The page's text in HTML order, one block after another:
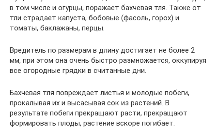
в том числе и огурцы, поражает бахчевая тля. Также от
тли страдает капуста, бобовые (фасоль, горох) и
томаты, баклажаны, перцы.
Вредитель по размерам в длину достигает не более 2
мм, при этом она очень быстро размножается, оккупируя
все огородные грядки в считанные дни.
Бахчевая тля повреждает листья и молодые побеги,
прокалывая их и высасывая сок из растений. В
результате побеги прекращают расти, прекращают
формировать плоды, растение вскоре погибает.